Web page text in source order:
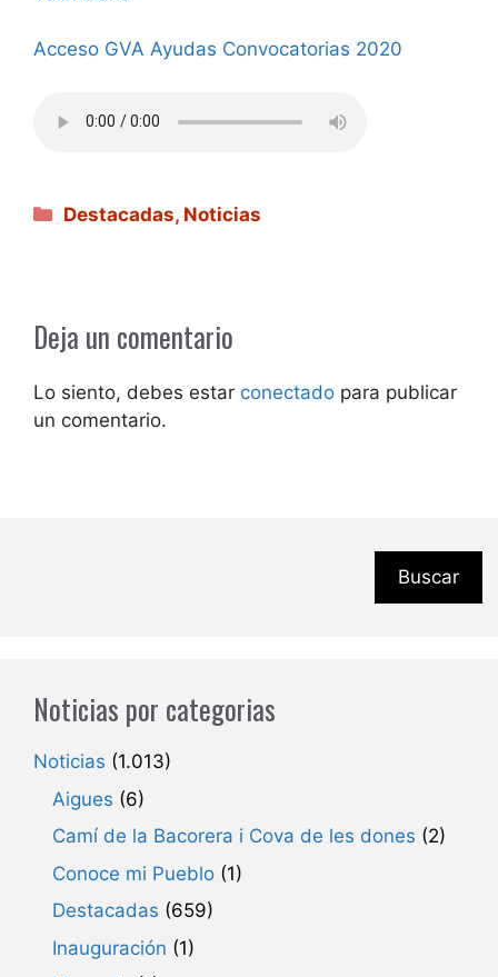
Acceso GVA Ayudas Convocatorias 2020
Categorías
Destacadas, Noticias
Deja un comentario
Lo siento, debes estar conectado para publicar
un comentario.
Buscar
Noticias por categorias
Noticias (1.013)
Aigues (6)
Camí de la Bacorera i Cova de les dones (2)
Conoce mi Pueblo (1)
Destacadas (659)
Inauguración (1)